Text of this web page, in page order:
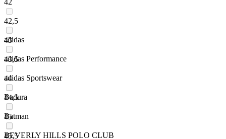
42,5
43
43,5
44
44,5
45
45,5
adidas
adidas Performance
adidas Sportswear
Badura
Batman
BEVERLY HILLS POLO CLUB